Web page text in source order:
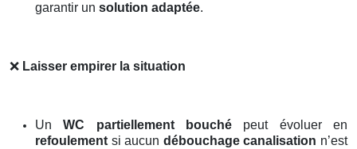
garantir un solution adaptée.
❌ Laisser empirer la situation
UnWC partiellement bouché peut évoluer en
refoulement si aucun débouchage canalisation n’est